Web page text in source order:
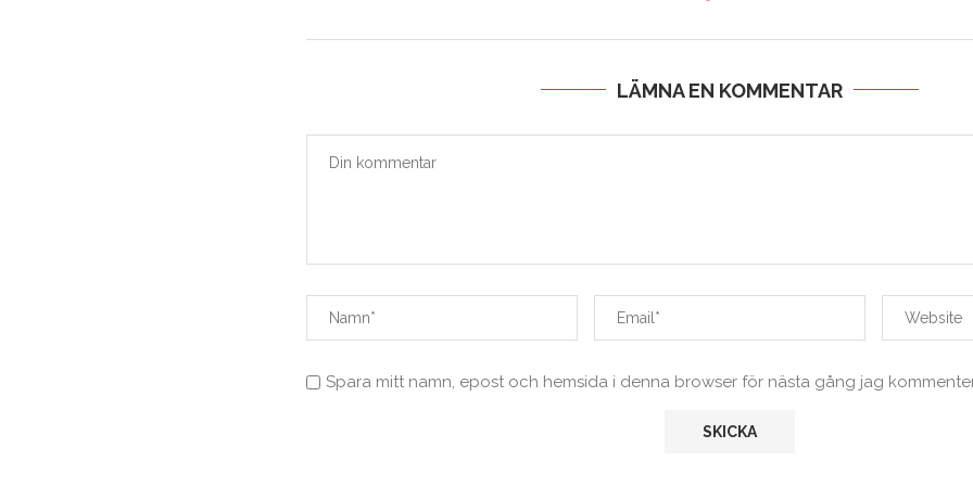
LÄMNA EN KOMMENTAR
Spara mitt namn, epost och hemsida i denna browser för nästa gång jag